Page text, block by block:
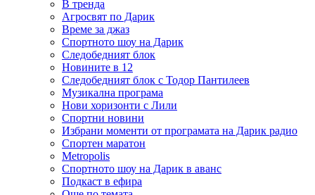
В тренда
Агросвят по Дарик
Време за джаз
Спортното шоу на Дарик
Следобедният блок
Новините в 12
Следобедният блок с Тодор Пантилеев
Музикална програма
Нови хоризонти с Лили
Спортни новини
Избрани моменти от програмата на Дарик радио
Спортен маратон
Metropolis
Спортното шоу на Дарик в аванс
Подкаст в ефира